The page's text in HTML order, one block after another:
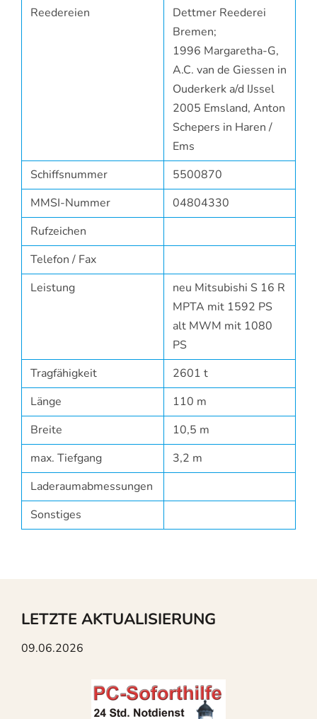
Reedereien
Dettmer Reederei
Bremen;
1996 Margaretha-G,
A.C. van de Giessen in
Ouderkerk a/d IJssel
2005 Emsland, Anton
Schepers in Haren /
Ems
Schiffsnummer
5500870
MMSI-Nummer
04804330
Rufzeichen
Telefon / Fax
Leistung
neu Mitsubishi S 16 R
MPTA mit 1592 PS
alt MWM mit 1080
PS
Tragfähigkeit
2601 t
Länge
110 m
Breite
10,5 m
max. Tiefgang
3,2 m
Laderaumabmessungen
Sonstiges
LETZTE AKTUALISIERUNG
09.06.2026